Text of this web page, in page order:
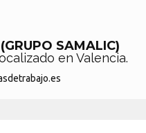
SAMALIC)
en Valencia.